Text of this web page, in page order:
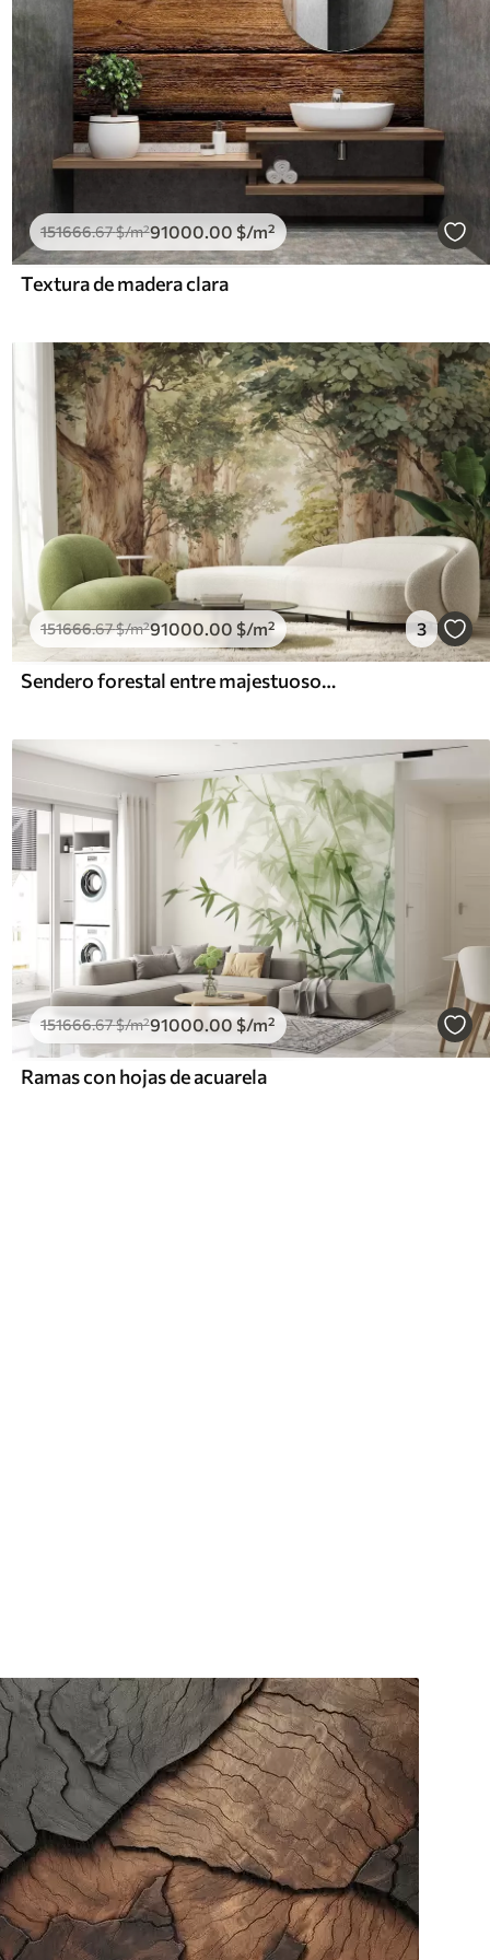
151666.67$/m²91000.00 $/m²
Textura de madera clara
151666.67$/m²91000 .00 $/m² 3
Sendero forestal entre majestuosos árboles en estilo acuarela
151666.67$/m²91000.00 $/m²
Ramas con hojas de acuarela